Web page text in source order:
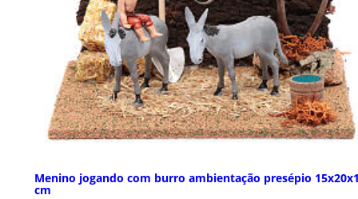
Menino jogando com burro ambientação presépio
cm